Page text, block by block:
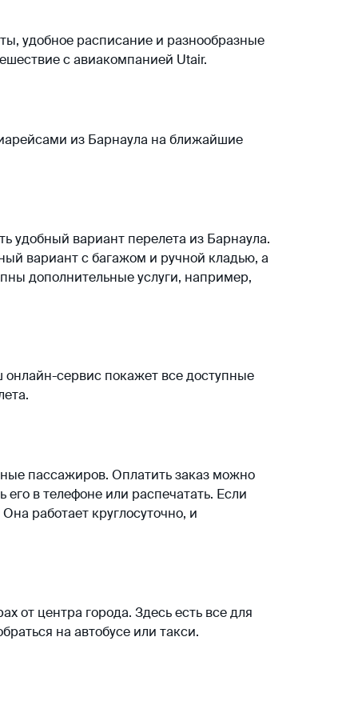
удобное расписание и разнообразные
с авиакомпанией Utair.
из Барнаула на ближайшие
удобный вариант перелета из Барнаула.
вариант с багажом и ручной кладью, а
дополнительные услуги, например,
сервис покажет все доступные
пассажиров. Оплатить заказ можно
его в телефоне или распечатать. Если
работает круглосуточно, и
от центра города. Здесь есть все для
на автобусе или такси.